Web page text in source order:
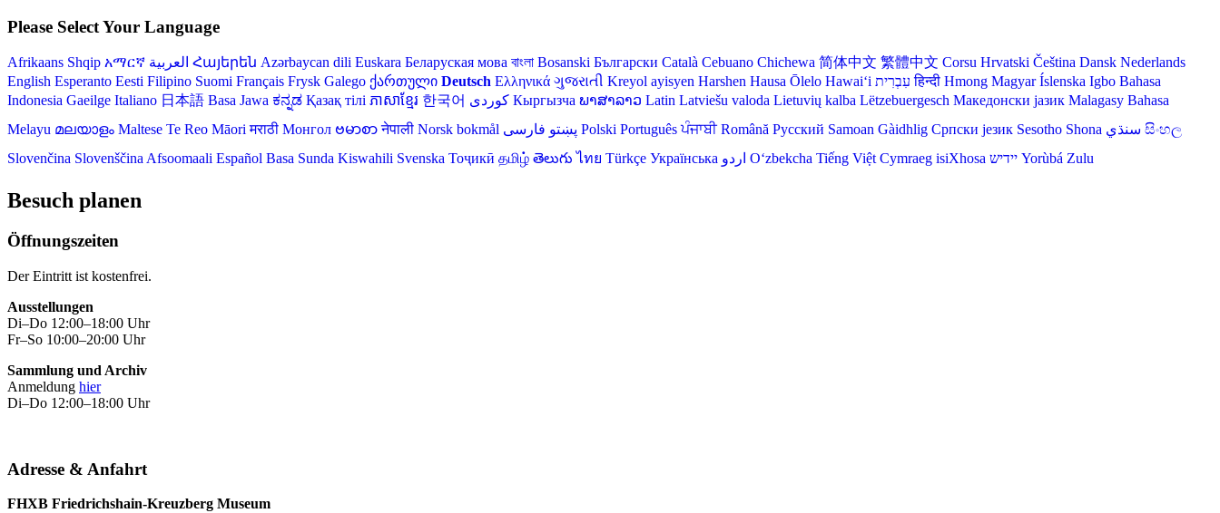
Please Select Your Language
Afrikaans Shqip አማርኛ العربية Հայերեն Azərbaycan dili Euskara Беларуская мова বাংলা Bosanski Български Català Cebuano Chichewa 简体中文 繁體中文 Corsu Hrvatski Čeština‎ Dansk Nederlands
English Esperanto Eesti Filipino Suomi Français Frysk Galego ქართული Deutsch Ελληνικά ગુજરાતી Kreyol ayisyen Harshen Hausa Ōlelo Hawaiʻi עִבְרִית हिन्दी Hmong Magyar Íslenska Igbo Bahasa
Indonesia Gaeilge Italiano 日本語 Basa Jawa ಕನ್ನಡ Қазақ тілі ភាសាខ្មែរ 한국어 Кыргызча ພາສາລາວ Latin Latviešu valoda Lietuvių kalba Lëtzebuergesch Македонски јазик Malagasy Bahasa
Melayu മലയാളം Maltese Te Reo Māori मराठी Монгол ဗမာစာ नेपाली Norsk bokmål پښتو فارسی Polski Português ਪੰਜਾਬੀ Română Русский Samoan Gàidhlig Српски језик Sesotho Shona سنڌي සිංහල
Slovenčina SlovenščinaAfsoomaali Español Basa Sunda Kiswahili Svenska Тоҷикӣ தமிழ் తెలుగు ไทย Türkçe Українська اردو O‘zbekcha Tiếng Việt Cymraeg isiXhosa יידיש Yorùbá Zulu
Besuch planen
Öffnungszeiten
Der Eintritt ist kostenfrei.
Ausstellungen
Di–Do 12:00–18:00 Uhr
Fr–So 10:00–20:00 Uhr
Sammlung und Archiv
Anmeldung hier
Di–Do 12:00–18:00 Uhr
Adresse & Anfahrt
FHXB Friedrichshain-Kreuzberg Museum